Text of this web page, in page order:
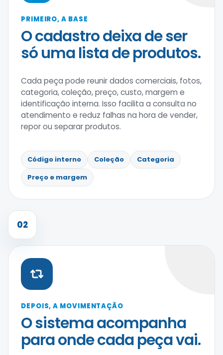
PRIMEIRO, A BASE
O cadastro deixa de ser
só uma lista de produtos.
Cada peça pode reunir dados comerciais, fotos,
categoria, coleção, preço, custo, margem e
identificação interna. Isso facilita a consulta no
atendimento e reduz falhas na hora de vender,
repor ou separar produtos.
Código interno Coleção
Categoria
Preço e margem
02
DEPOIS, A MOVIMENTAÇÃO
O sistema acompanha
para onde cada peça vai.